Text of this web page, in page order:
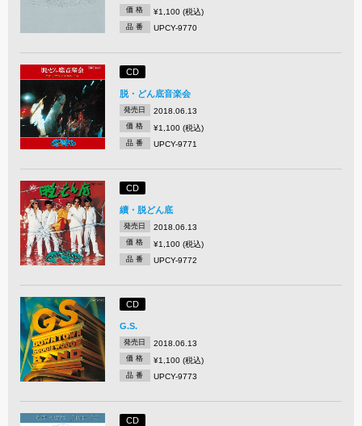
価 格 ¥1,100 (税込)
品 番 UPCY-9770
CD
脱・どん底音楽会
発売日 2018.06.13
価 格 ¥1,100 (税込)
品 番 UPCY-9771
CD
續・脱どん底
発売日 2018.06.13
価 格 ¥1,100 (税込)
品 番 UPCY-9772
CD
G.S.
発売日 2018.06.13
価 格 ¥1,100 (税込)
品 番 UPCY-9773
CD